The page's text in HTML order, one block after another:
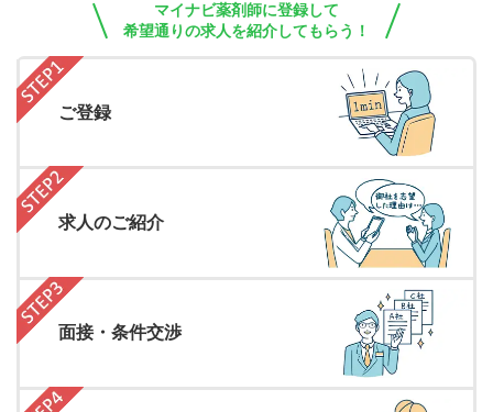
マイナビ薬剤師に登録して
希望通りの求人を紹介してもらう！
ご登録
求人のご紹介
面接・条件交渉